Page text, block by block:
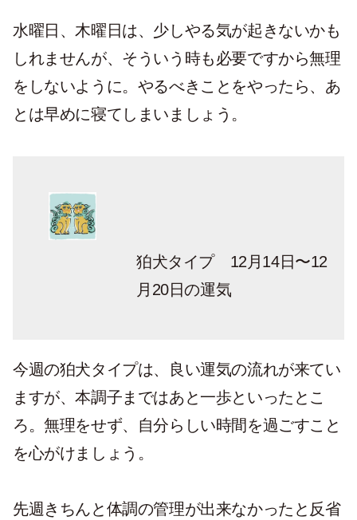
水曜日、木曜日は、少しやる気が起きないかも
しれませんが、そういう時も必要ですから無理
をしないように。やるべきことをやったら、あ
とは早めに寝てしまいましょう。
狛犬タイプ 12月14日〜12
月20日の運気
今週の狛犬タイプは、良い運気の流れが来てい
ますが、本調子まではあと一歩といったとこ
ろ。無理をせず、自分らしい時間を過ごすこと
を心がけましょう。
先週きちんと体調の管理が出来なかったと反省